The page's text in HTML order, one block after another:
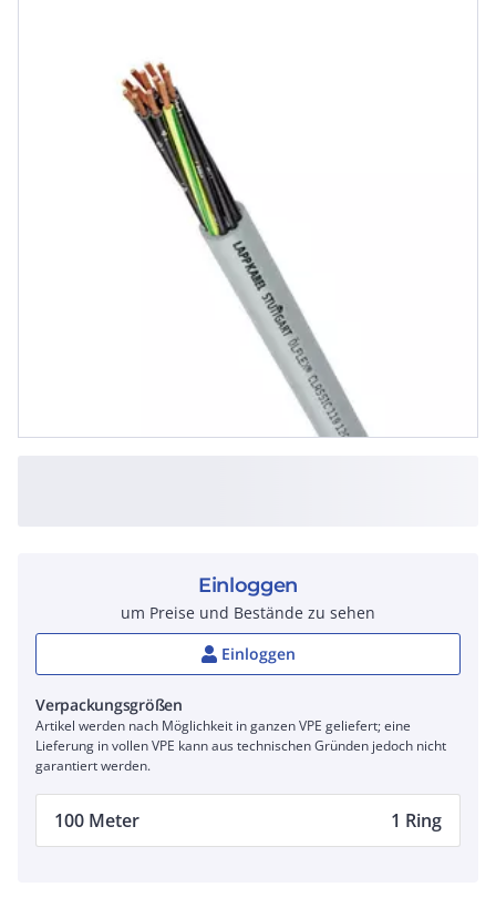
Einloggen
um Preise und Bestände zu sehen
Einloggen
Verpackungsgrößen
Artikel werden nach Möglichkeit in ganzen VPE geliefert; eine
Lieferung in vollen VPE kann aus technischen Gründen jedoch nicht
garantiert werden.
100 Meter 1 Ring